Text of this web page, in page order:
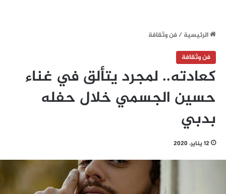
الرئيسية/فن وثقافة
فن وثقافة
كعادته.. لمجرد يتألق في غناء
حسين الجسمي خلال حفله
بدبي
12 يناير، 2020